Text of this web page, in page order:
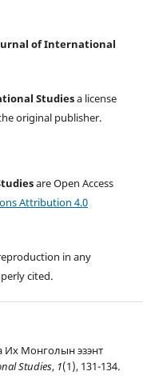
of International
Studiesa license
original publisher.
are Open Access
Attribution 4.0
in any
cited.
Их Монголын эзэнт
Studies, 1(1), 131-134.